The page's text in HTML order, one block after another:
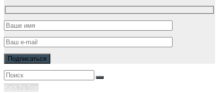
Back To Top